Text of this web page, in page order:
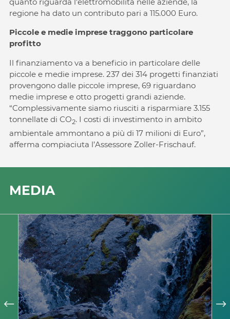
regione ha dato un contributo pari a 115.000 Euro.
Piccole e medie imprese traggono particolare
profitto
Il finanziamento va a beneficio in particolare delle
piccole e medie imprese. 237 dei 314 progetti finanziati
provengono dalle piccole imprese, 69 riguardano
medie imprese e otto progetti grandi aziende.
“Complessivamente siamo riusciti a risparmiare 3.155
tonnellate di CO2. I costi di investimento in ambito
ambientale ammontano a più di 17 milioni di Euro”,
afferma compiaciuta l’Assessore Zoller-Frischauf.
MEDIA